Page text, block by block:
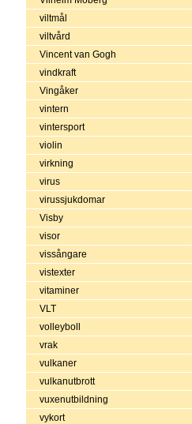
viltmål
viltvård
Vincent van Gogh
vindkraft
Vingåker
vintern
vintersport
violin
virkning
virus
virussjukdomar
Visby
visor
vissångare
vistexter
vitaminer
VLT
volleyboll
vrak
vulkaner
vulkanutbrott
vuxenutbildning
vykort